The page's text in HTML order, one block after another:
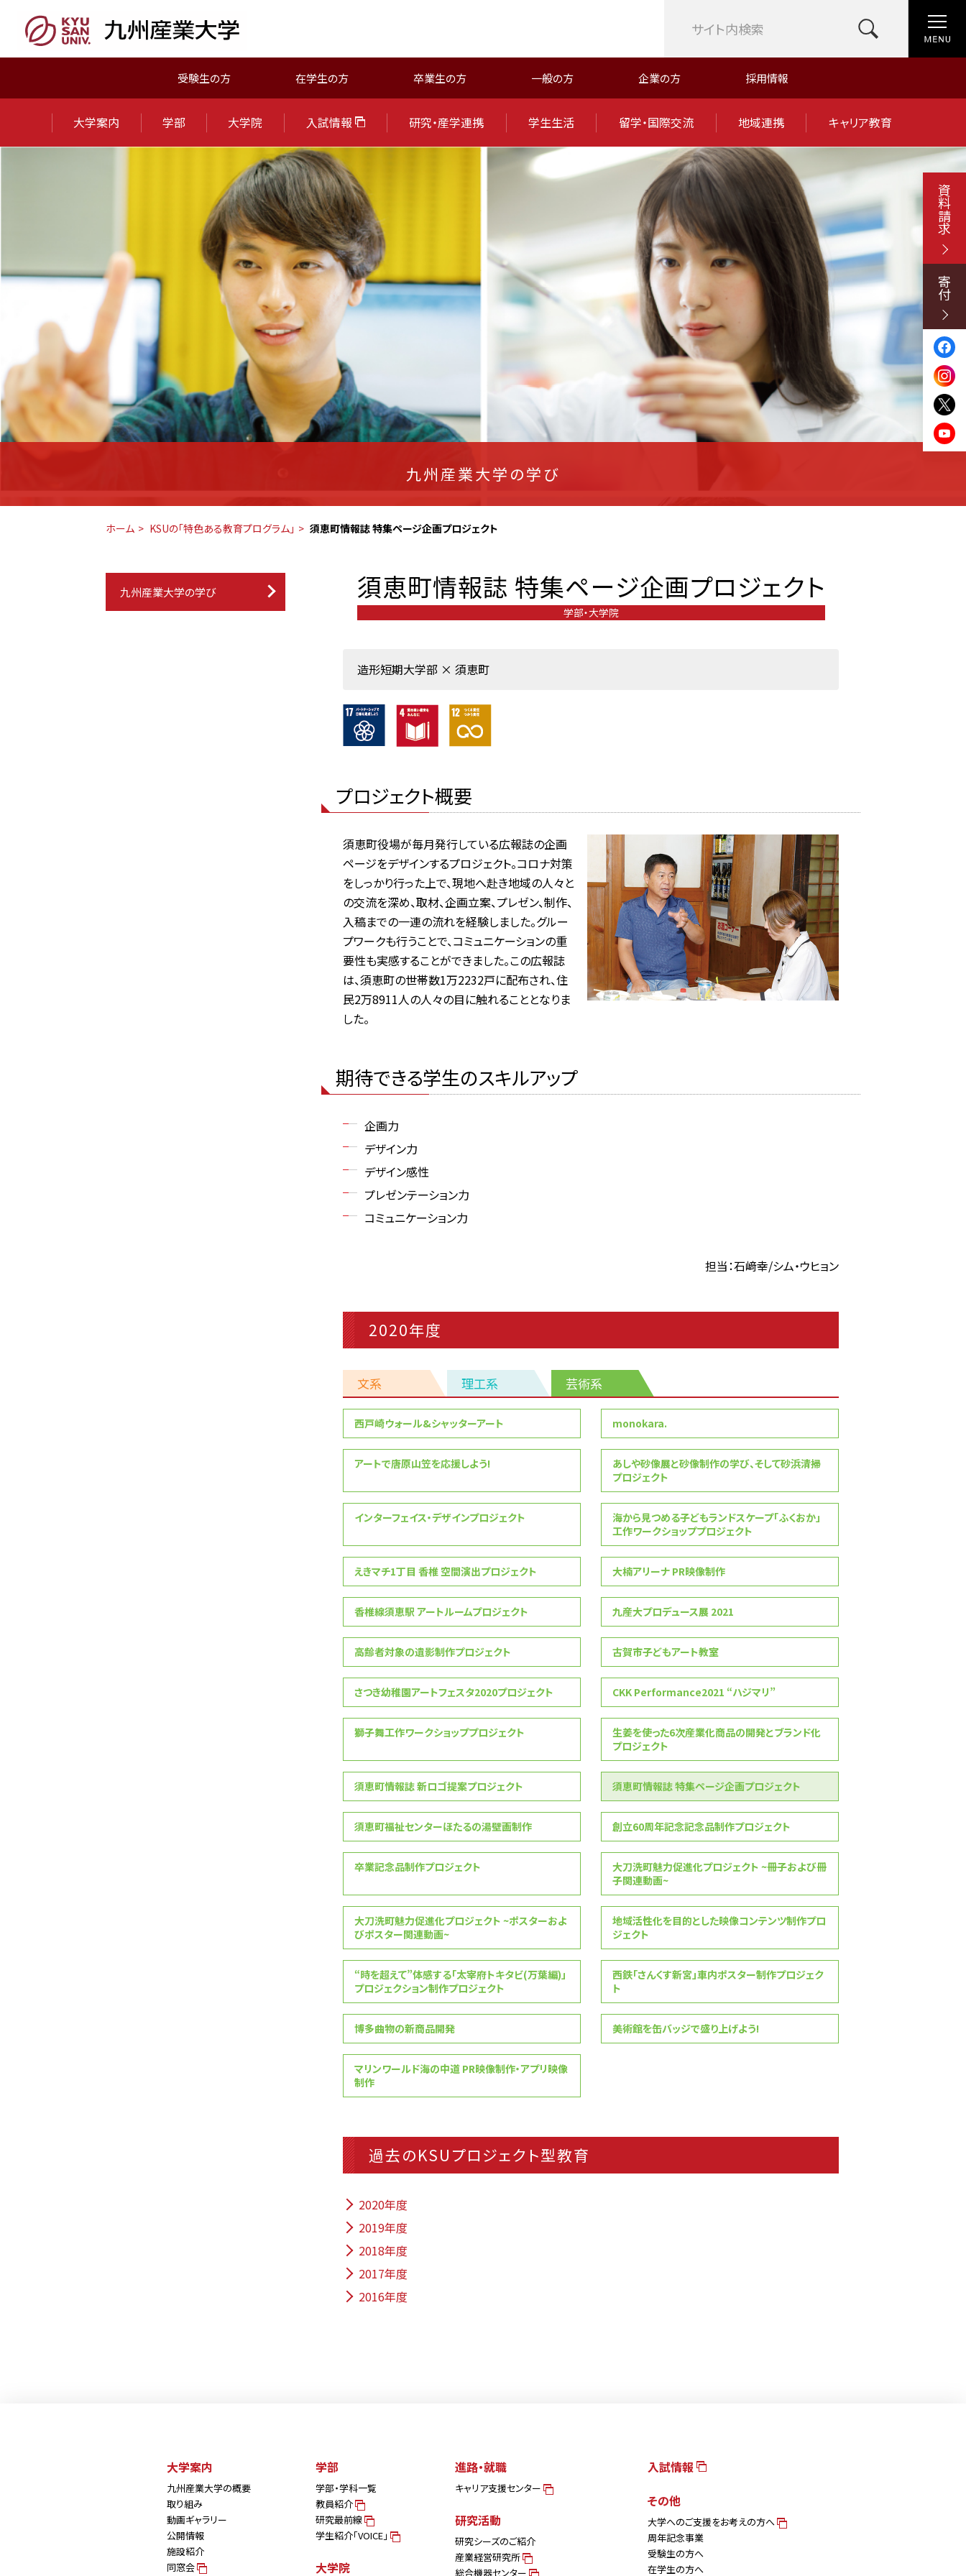
受験生の方 在学生の方 卒業生の方 一般の方 企業の方 採用情報
大学案内 学部 大学院 入試情報 研究・産学連携 学生生活 留学・国際交流 地域連携 キャリア教育
九州産業大学の学び
ホーム KSUの「特色ある教育プログラム」 須恵町情報誌 特集ページ企画プロジェクト
須恵町情報誌 特集ページ企画プロジェクト
学部・大学院
造形短期大学部 × 須恵町
プロジェクト概要
須恵町役場が毎月発行している広報誌の企画
ページをデザインするプロジェクト。コロナ対策
をしっかり行った上で、現地へ赴き地域の人々と
の交流を深め、取材、企画立案、プレゼン、制作、
入稿までの一連の流れを経験しました。グルー
プワークも行うことで、コミュニケーションの重
要性も実感することができました。この広報誌
は、須恵町の世帯数1万2232戸に配布され、住
民2万8911人の人々の目に触れることとなりま
した。
期待できる学生のスキルアップ
企画力
デザイン力
デザイン感性
プレゼンテーション力
コミュニケーション力
担当：石﨑幸/シム・ウヒョン
2020年度
文系 理工系 芸術系
系
西戸崎ウォール&シャッターアート monokara.
アートで唐原山笠を応援しよう!
あしや砂像展と砂像制作の学び、そして砂浜清掃
プロジェクト
インターフェイス・デザインプロジェクト
海から見つめる子どもランドスケープ「ふくおか」
工作ワークショッププロジェクト
えきマチ1丁目 香椎 空間演出プロジェクト 大楠アリーナ PR映像制作
香椎線須恵駅 アートルームプロジェクト 九産大プロデュース展 2021
高齢者対象の遺影制作プロジェクト 古賀市子どもアート教室
さつき幼稚園アートフェスタ2020プロジェクト CKK Performance2021 “ハジマリ”
獅子舞工作ワークショッププロジェクト
生姜を使った6次産業化商品の開発とブランド化
プロジェクト
須恵町情報誌 新ロゴ提案プロジェクト 須恵町情報誌 特集ページ企画プロジェクト
須恵町福祉センターほたるの湯壁画制作 創立60周年記念記念品制作プロジェクト
卒業記念品制作プロジェクト
大刀洗町魅力促進化プロジェクト ~冊子および冊
子関連動画~
大刀洗町魅力促進化プロジェクト ~ポスターおよ
びポスター関連動画~
地域活性化を目的とした映像コンテンツ制作プロ
ジェクト
“時を超えて”体感する「太宰府トキタビ(万葉編)」
プロジェクション制作プロジェクト
西鉄「さんくす新宮」車内ポスター制作プロジェク
ト
博多曲物の新商品開発 美術館を缶バッジで盛り上げよう!
マリンワールド海の中道 PR映像制作・アプリ映像
制作
過去のKSUプロジェクト型教育
2020年度
2019年度
2018年度
2017年度
2016年度
九州産業大学の学び
大学案内
九州産業大学の概要
取り組み
動画ギャラリー
公開情報
施設紹介
同窓会
学部
学部・学科一覧
教員紹介
研究最前線
学生紹介「VOICE」
大学院
進路・就職
キャリア支援センター
研究活動
研究シーズのご紹介
産業経営研究所
総合機器センター
入試情報
その他
大学へのご支援をお考えの方へ
周年記念事業
受験生の方へ
在学生の方へ
資料請求
寄付